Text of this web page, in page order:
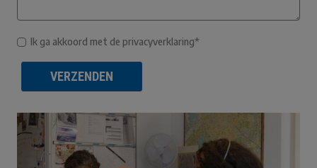
Ik ga akkoord met de privacyverklaring*
VERZENDEN